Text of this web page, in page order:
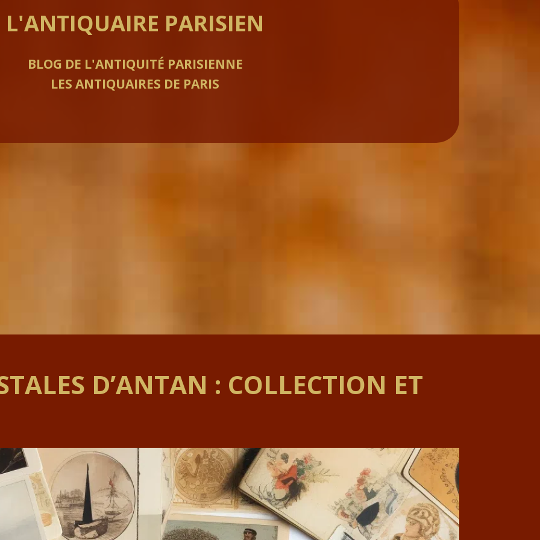
L'ANTIQUAIRE PARISIEN
BLOG DE L'ANTIQUITÉ PARISIENNE
LES ANTIQUAIRES DE PARIS
D’ANTAN : COLLECTION ET